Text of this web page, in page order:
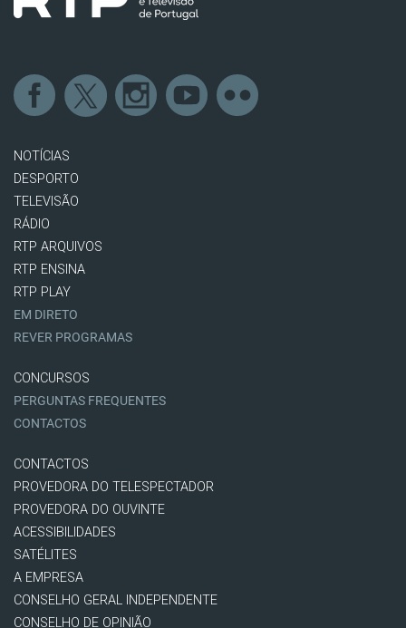
NOTÍCIAS
DESPORTO
TELEVISÃO
RÁDIO
RTP ARQUIVOS
RTP ENSINA
RTP PLAY
EM DIRETO
REVER PROGRAMAS
CONCURSOS
PERGUNTAS FREQUENTES
CONTACTOS
CONTACTOS
PROVEDORA DO TELESPECTADOR
PROVEDORA DO OUVINTE
ACESSIBILIDADES
SATÉLITES
A EMPRESA
CONSELHO GERAL INDEPENDENTE
CONSELHO DE OPINIÃO